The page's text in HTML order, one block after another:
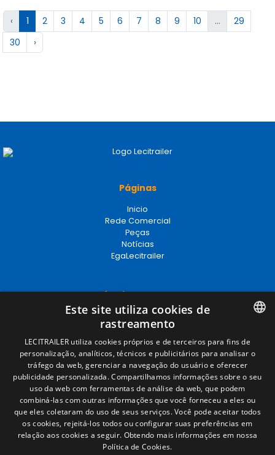
‹ 1 2 3 4 5 6 7 8 9 10 ...
29
30
›
Páginas
Inicio
Rede Comercial
Peças
Notícias
EgaLecitrailer
Términos legales
Aviso legal
Política de privacidade
Política de cookies
Condições Gerais de Venda
Gerenciar cookies
Contacto
Camino de los Huertos, S/N. Apdo 100
50620 - Casetas (Zaragoza) SPAIN
SPANISH
ENGLISH
FRENCH
ITALIAN
PORTUGUESE
Este site utiliza cookies de
rastreamento
LECITRAILER utiliza cookies próprios e de terceiros para fins de
personalização, analíticos, técnicos e publicitários para analisar o
tráfego da web, gerenciar a navegação do usuário e oferecer
publicidade personalizada. Compartilhamos informações sobre o seu
uso da web com ferramentas de análise da web, que podem
combiná-las com outras informações que você forneceu a eles ou
que eles coletaram do uso de seus serviços. Você pode aceitar todos
os cookies, rejeitá-los todos ou configurar suas preferências em
relação aos cookies a seguir. Obtendo mais informações em nossa
Política de Cookies.